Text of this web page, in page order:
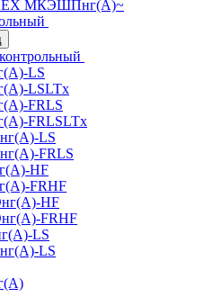
МКЭШПнг(А)~
LS
LSLTx
FRLS
FRLSLTx
LS
FRLS
HF
FRHF
HF
FRHF
LS
LS